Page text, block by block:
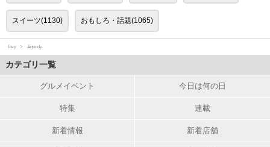
スイーツ(1130) おもしろ・話題(1065)
favy #goody
カテゴリ一覧
グルメイベント 今日は何の日
特集 連載
新着情報 新着店舗